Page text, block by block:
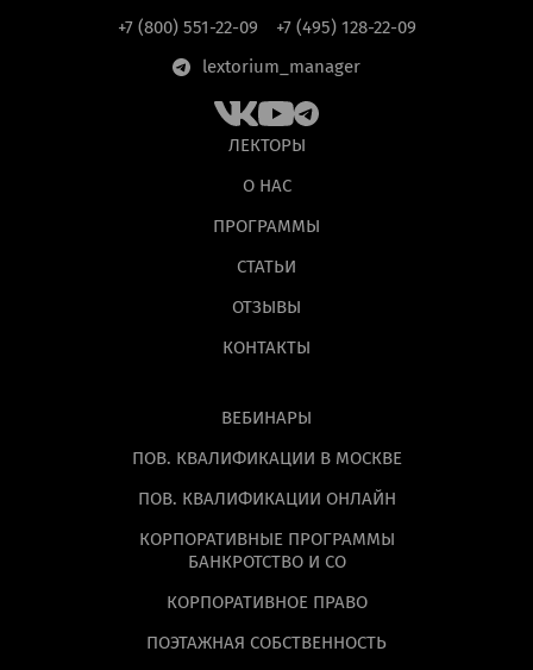
+7 (800) 551-22-09
+7 (495) 128-22-09
lextorium_manager
ЛЕКТОРЫ
О НАС
ПРОГРАММЫ
СТАТЬИ
ОТЗЫВЫ
КОНТАКТЫ
ВЕБИНАРЫ
ПОВ. КВАЛИФИКАЦИИ В МОСКВЕ
ПОВ. КВАЛИФИКАЦИИ ОНЛАЙН
КОРПОРАТИВНЫЕ ПРОГРАММЫ
БАНКРОТСТВО И СО
КОРПОРАТИВНОЕ ПРАВО
ПОЭТАЖНАЯ СОБСТВЕННОСТЬ